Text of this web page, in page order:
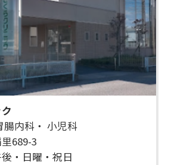
腸内科・ 小児科
689-3
・日曜・祝日